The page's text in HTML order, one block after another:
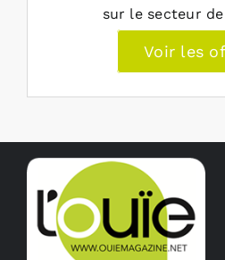
sur le secteur de
Voir les